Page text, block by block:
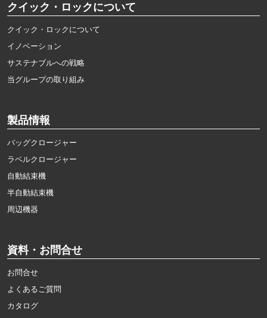
クイック・ロックについて
クイック・ロックについて
イノベーション
サステナブルへの戦略
当グループの取り組み
製品情報
バッグクロージャー
ラベルクロージャー
自動結束機
半自動結束機
周辺機器
資料・お問合せ
お問合せ
よくあるご質問
カタログ